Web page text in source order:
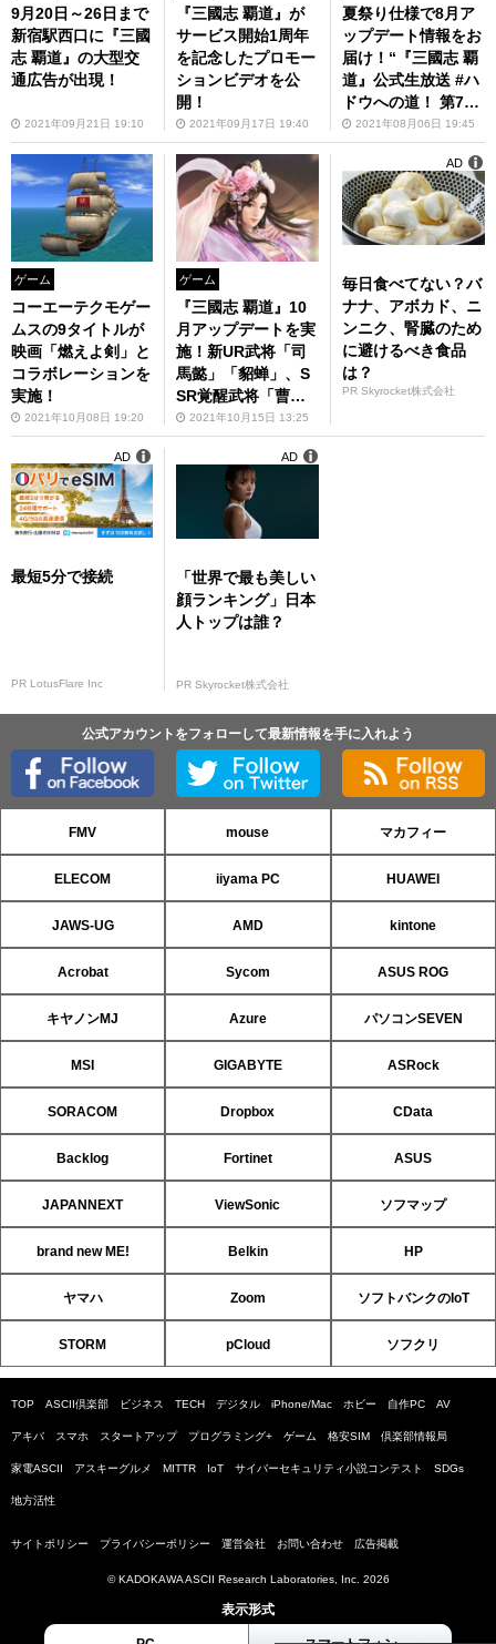
9月20日～26日まで
新宿駅西口に『三國
志 覇道』の大型交
通広告が出現！
2021年09月21日 19:10
『三國志 覇道』が
サービス開始1周年
を記念したプロモー
ションビデオを公
開！
2021年09月17日 19:40
夏祭り仕様で8月ア
ップデート情報をお
届け！“『三國志 覇
道』公式生放送 #ハ
ドウへの道！ 第7
回”が放送決定
2021年08月06日 19:45
ゲーム
コーエーテクモゲー
ムスの9タイトルが
映画「燃えよ剣」と
コラボレーションを
実施！
2021年10月08日 19:20
ゲーム
『三國志 覇道』10
月アップデートを実
施！新UR武将「司
馬懿」「貂蝉」、S
SR覚醒武将「曹
丕」「程普」が登場
2021年10月15日 13:25
毎日食べてない？バ
ナナ、アボカド、ニ
ンニク、腎臓のため
に避けるべき食品
は？
PR Skyrocket株式会社
AD
最短5分で接続
PR LotusFlare Inc
AD
「世界で最も美しい
顔ランキング」日本
人トップは誰？
PR Skyrocket株式会社
AD
公式アカウントをフォローして最新情報を手に入れよう
FMV mouse マカフィー
ELECOM iiyama PC HUAWEI
JAWS-UG AMD kintone
Acrobat Sycom ASUS ROG
キヤノンMJ Azure パソコンSEVEN
MSI GIGABYTE ASRock
SORACOM Dropbox CData
Backlog Fortinet ASUS
JAPANNEXT ViewSonic ソフマップ
brand new ME! Belkin HP
ヤマハ Zoom ソフトバンクのIoT
STORM pCloud ソフクリ
TOP ASCII倶楽部 ビジネス TECH デジタル iPhone/Mac ホビー 自作PC AV
アキバ スマホ スタートアップ プログラミング+ ゲーム 格安SIM 倶楽部情報局
家電ASCII アスキーグルメ MITTR IoT サイバーセキュリティ小説コンテスト SDGs
地方活性
サイトポリシー プライバシーポリシー 運営会社 お問い合わせ 広告掲載
© KADOKAWA ASCII Research Laboratories, Inc. 2026
表示形式